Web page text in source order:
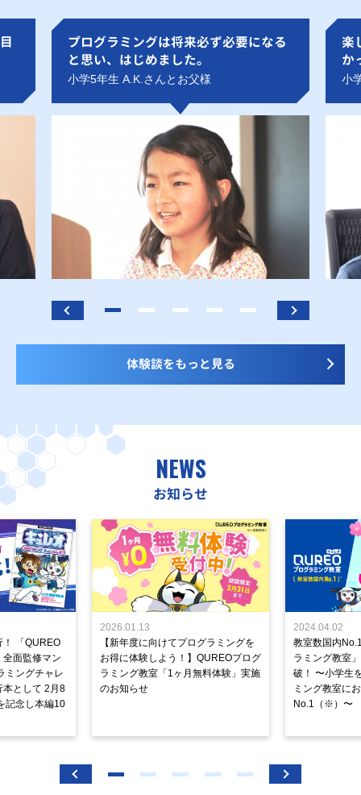
プログラミングは将来必ず必要になる
と思い、はじめました。
小学5年生 A.K.さんとお父様
楽
か
小
体験談をもっと見る
NEWS
お知らせ
！ 「QUREO
面監修マン
ミングチャレ
本として 2月8
記念し本編10
2026.01.13
【新年度に向けてプログラミングを
お得に体験しよう！】QUREOプログ
ラミング教室「1ヶ月無料体験」実施
のお知らせ
2024.04.02
教室数国内
ラミング教室
破！ 〜小学生
ミング教室に
No.1（※）〜